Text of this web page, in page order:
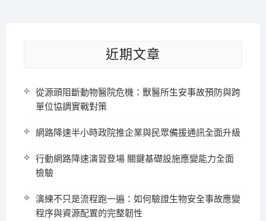
近期文章
從源頭阻斷動物醫院危機：獸醫所生安事故預防與跨
單位協調實戰對策
網路降速半小時政院推企業與民眾備援通訊全面升級
行動網路降速演習登場 關鍵基礎設施應變能力全面
檢驗
演練不只是流程跑一遍：如何驗證生物安全事故應變
程序與資源配置的完整韌性